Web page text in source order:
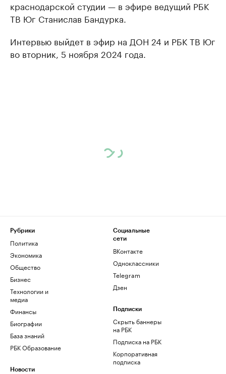
краснодарской студии — в эфире ведущий РБК
ТВ Юг Станислав Бандурка.
Интервью выйдет в эфир на ДОН 24 и РБК ТВ Юг
во вторник, 5 ноября 2024 года.
Рубрики
Политика
Экономика
Общество
Бизнес
Технологии и
медиа
Финансы
Биографии
База знаний
РБК Образование
Новости
Социальные
сети
ВКонтакте
Одноклассники
Telegram
Дзен
Подписки
Скрыть баннеры
на РБК
Подписка на РБК
Корпоративная
подписка